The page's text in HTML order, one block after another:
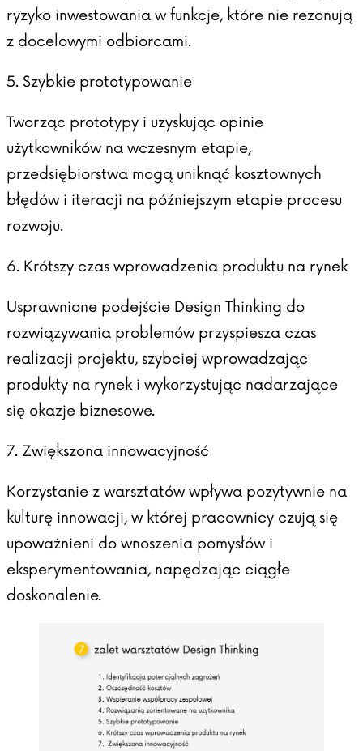
ryzyko inwestowania w funkcje, które nie rezonują
z docelowymi odbiorcami.
5. Szybkie prototypowanie
Tworząc prototypy i uzyskując opinie
użytkowników na wczesnym etapie,
przedsiębiorstwa mogą uniknąć kosztownych
błędów i iteracji na późniejszym etapie procesu
rozwoju.
6. Krótszy czas wprowadzenia produktu na rynek
Usprawnione podejście Design Thinking do
rozwiązywania problemów przyspiesza czas
realizacji projektu, szybciej wprowadzając
produkty na rynek i wykorzystując nadarzające
się okazje biznesowe.
7. Zwiększona innowacyjność
Korzystanie z warsztatów wpływa pozytywnie na
kulturę innowacji, w której pracownicy czują się
upoważnieni do wnoszenia pomysłów i
eksperymentowania, napędzając ciągłe
doskonalenie.